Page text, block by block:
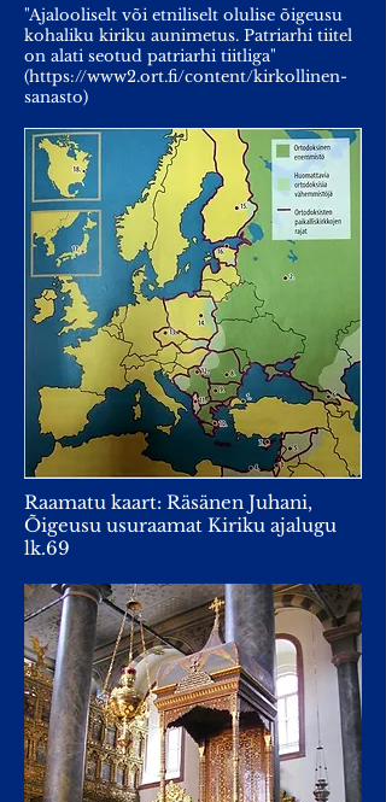
"Ajalooliselt või etniliselt olulise õigeusu
kohaliku kiriku aunimetus. Patriarhi tiitel
on alati seotud patriarhi tiitliga"
(https://www2.ort.fi/content/kirkollinen-
sanasto)
Raamatu kaart: Räsänen Juhani,
Õigeusu usuraamat Kiriku ajalugu
lk.69